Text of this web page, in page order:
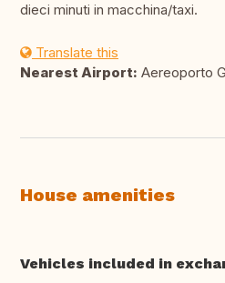
dieci minuti in macchina/taxi.
Translate this
Nearest Airport: Aereoporto
House amenities
Vehicles included in